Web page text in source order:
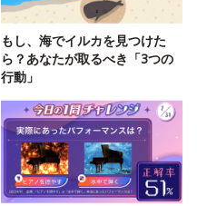
もし、海でイルカを見つけた
ら？あなたが取るべき「3つの
行動」